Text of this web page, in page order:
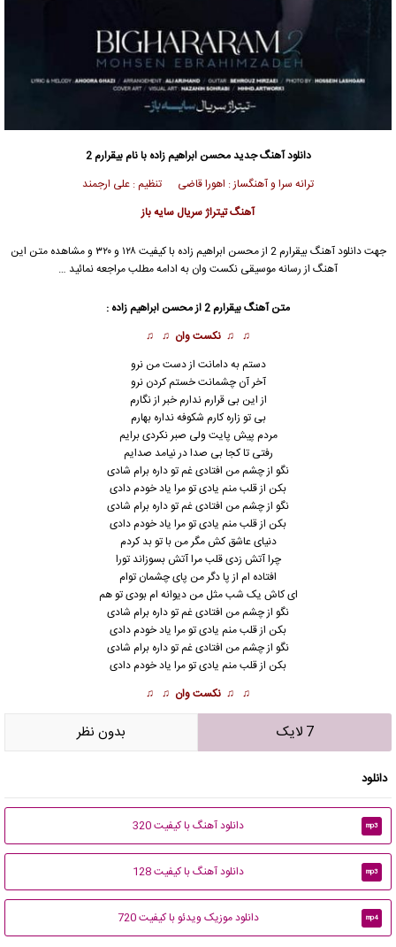
دانلود آهنگ جدیدمحسن ابراهیم زاده با نام بیقرارم 2
ترانه سرا و آهنگساز : اهورا قاضی تنظیم : علی ارجمند
آهنگ تیتراژ سریال سایه باز
جهت دانلود آهنگ بیقرارم 2 از محسن ابراهیم زاده
با کیفیت ۱۲۸ و ۳۲۰ و مشاهده متن این
آهنگ از رسانه موسیقی نکست وان به ادامه مطلب مراجعه نمائید …
متن آهنگ بیقرارم 2 از محسن ابراهیم زاده :
♫ ♫ نکست وان ♫ ♫
دستم به دامانت از دست من نرو
آخر آن چشمانت خستم کردن نرو
از این بی قرارم ندارم خبر از نگارم
بی تو زاره کارم شکوفه نداره بهارم
مردم پیش پایت ولی صبر نکردی برایم
رفتی تا کجا بی صدا در نیامد صدایم
نگو از چشم من افتادی غم تو داره برام شادی
بکن از قلب منم یادی تو مرا یاد خودم دادی
نگو از چشم من افتادی غم تو داره برام شادی
بکن از قلب منم یادی تو مرا یاد خودم دادی
دنیای عاشق کش مگر من با تو بد کردم
چرا آتش زدی قلب مرا آتش بسوزاند تورا
افتاده ام از پا دگر من پای چشمان توام
ای کاش یک شب مثل من دیوانه ام بودی تو هم
نگو از چشم من افتادی غم تو داره برام شادی
بکن از قلب منم یادی تو مرا یاد خودم دادی
نگو از چشم من افتادی غم تو داره برام شادی
بکن از قلب منم یادی تو مرا یاد خودم دادی
♫ ♫ نکست وان ♫ ♫
7 لایک بدون نظر
دانلود
mp3 دانلود آهنگ با کیفیت 320
mp3 دانلود آهنگ با کیفیت 128
mp4 دانلود موزیک ویدئو با کیفیت 720